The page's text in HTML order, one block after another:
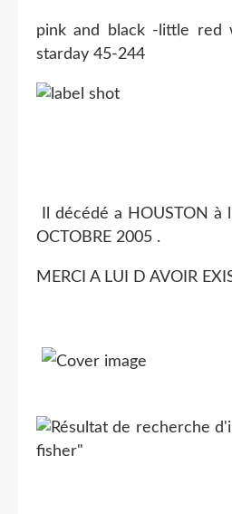
pink and black -little red
starday 45-244
Il décédé a HOUSTON à
OCTOBRE 2005 .
MERCI A LUI D AVOIR